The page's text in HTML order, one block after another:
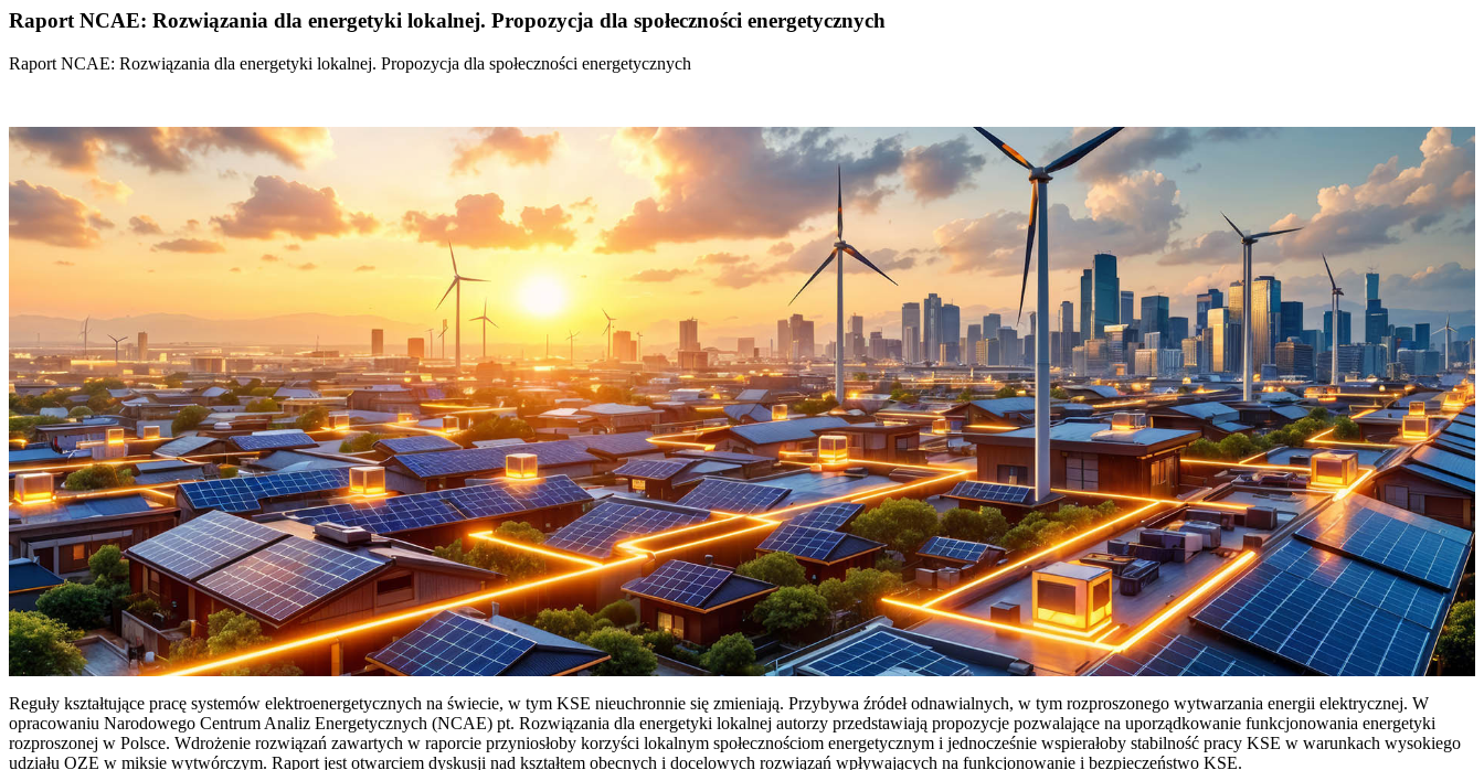
Raport NCAE: Rozwiązania dla energetyki lokalnej. Propozycja dla społeczności energetycznych
Raport NCAE: Rozwiązania dla energetyki lokalnej. Propozycja dla społeczności energetycznych
Reguły kształtujące pracę systemów elektroenergetycznych na świecie, w tym KSE nieuchronnie się zmieniają. Przybywa źródeł odnawialnych, w tym rozproszonego wytwarzania energii elektrycznej. W
opracowaniu Narodowego Centrum Analiz Energetycznych (NCAE) pt. Rozwiązania dla energetyki lokalnej autorzy przedstawiają propozycje pozwalające na uporządkowanie funkcjonowania energetyki
rozproszonej w Polsce. Wdrożenie rozwiązań zawartych w raporcie przyniosłoby korzyści lokalnym społecznościom energetycznym i jednocześnie wspierałoby stabilność pracy KSE w warunkach wysokiego
udziału OZE w miksie wytwórczym. Raport jest otwarciem dyskusji nad kształtem obecnych i docelowych rozwiązań wpływających na funkcjonowanie i bezpieczeństwo KSE.